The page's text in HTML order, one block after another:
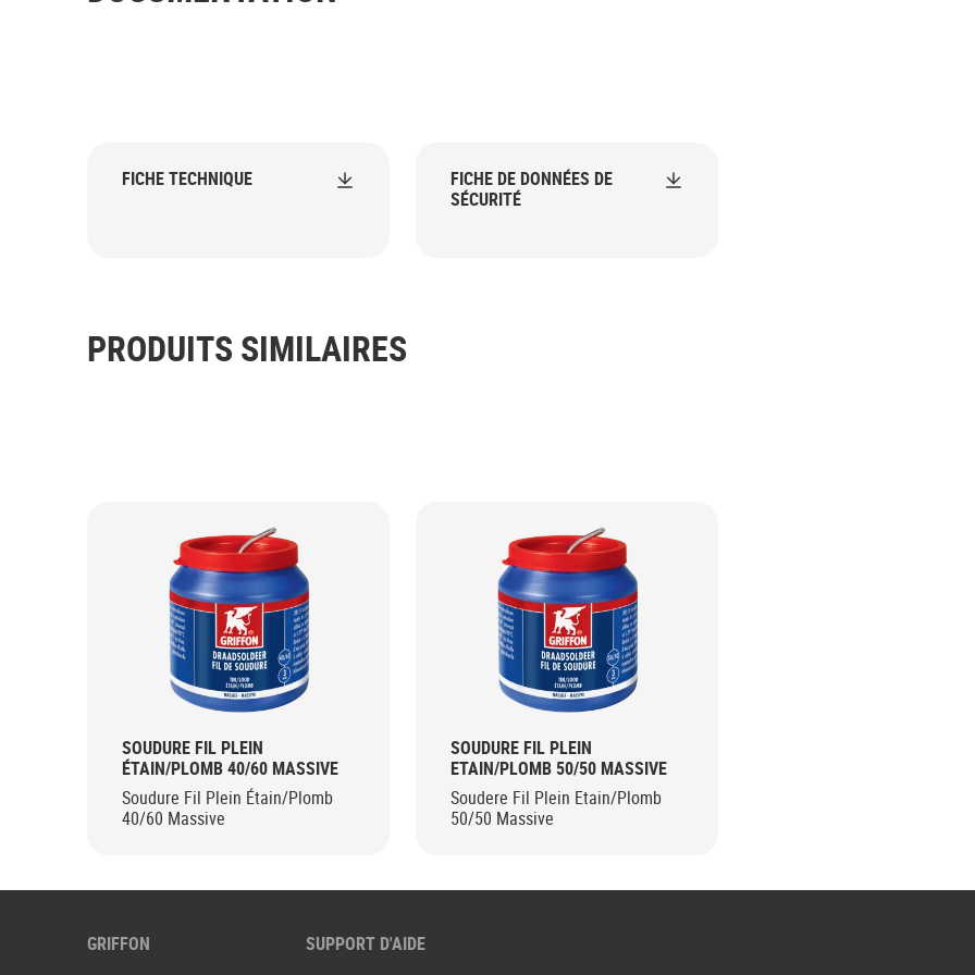
FICHE TECHNIQUE
FICHE DE DONNÉES DE
SÉCURITÉ
PRODUITS SIMILAIRES
SOUDURE FIL PLEIN
ÉTAIN/PLOMB 40/60 MASSIVE
Soudure Fil Plein Étain/Plomb
40/60 Massive
SOUDURE FIL PLEIN
ETAIN/PLOMB 50/50 MASSIVE
Soudere Fil Plein Etain/Plomb
50/50 Massive
GRIFFON SUPPORT D'AIDE